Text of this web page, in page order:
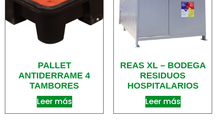
PALLET
ANTIDERRAME 4
TAMBORES
Leer más
REAS XL – BODEGA
RESIDUOS
HOSPITALARIOS
Leer más